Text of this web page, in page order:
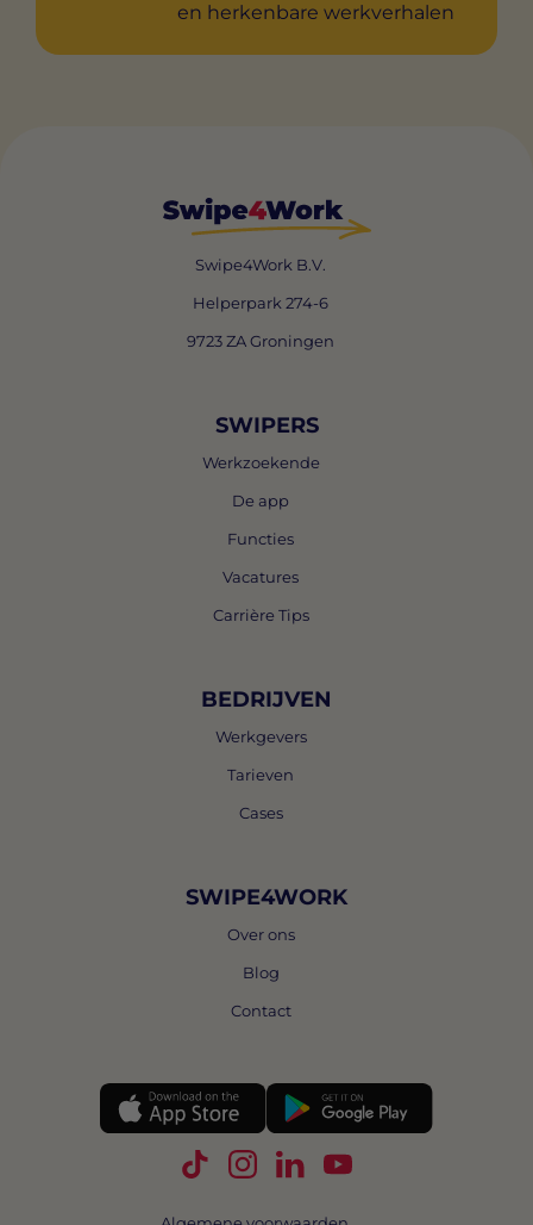
en herkenbare werkverhalen
Swipe4Work B.V.
Helperpark 274-6
9723 ZA Groningen
SWIPERS
Werkzoekende
De app
Functies
Vacatures
Carrière Tips
BEDRIJVEN
Werkgevers
Tarieven
Cases
SWIPE4WORK
Over ons
Blog
Contact
Volg Swipe4Work op TikTok
Volg Swipe4Work op
Volg Swipe4Work op
Volg Swipe4Work